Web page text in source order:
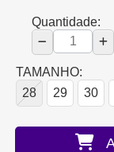
Quantidade:
TAMANHO:
28
29 30